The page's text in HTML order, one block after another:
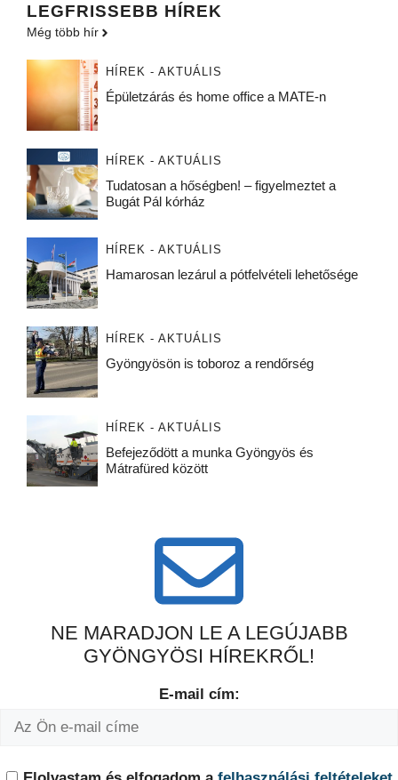
LEGFRISSEBB HÍREK
Még több hír
HÍREK - AKTUÁLIS
Épületzárás és home office a MATE-n
HÍREK - AKTUÁLIS
Tudatosan a hőségben! – figyelmeztet a
Bugát Pál kórház
HÍREK - AKTUÁLIS
Hamarosan lezárul a pótfelvételi lehetősége
HÍREK - AKTUÁLIS
Gyöngyösön is toboroz a rendőrség
HÍREK - AKTUÁLIS
Befejeződött a munka Gyöngyös és
Mátrafüred között
NE MARADJON LE A LEGÚJABB
GYÖNGYÖSI HÍREKRŐL!
E-mail cím: